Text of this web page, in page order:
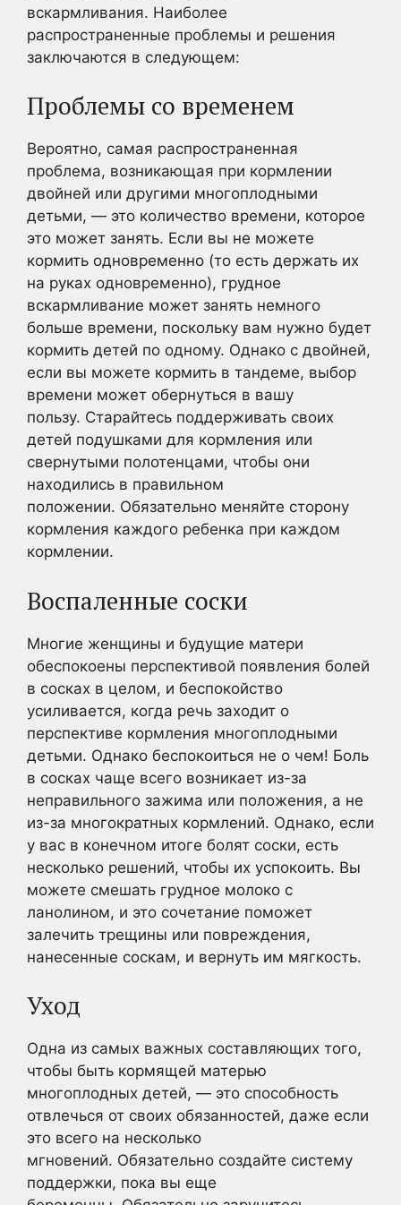
вскармливания. Наиболее
распространенные проблемы и решения
заключаются в следующем:
Проблемы со временем
Вероятно, самая распространенная
проблема, возникающая при кормлении
двойней или другими многоплодными
детьми, — это количество времени, которое
это может занять. Если вы не можете
кормить одновременно (то есть держать их
на руках одновременно), грудное
вскармливание может занять немного
больше времени, поскольку вам нужно будет
кормить детей по одному. Однако с двойней,
если вы можете кормить в тандеме, выбор
времени может обернуться в вашу
пользу. Старайтесь поддерживать своих
детей подушками для кормления или
свернутыми полотенцами, чтобы они
находились в правильном
положении. Обязательно меняйте сторону
кормления каждого ребенка при каждом
кормлении.
Воспаленные соски
Многие женщины и будущие матери
обеспокоены перспективой появления болей
в сосках в целом, и беспокойство
усиливается, когда речь заходит о
перспективе кормления многоплодными
детьми. Однако беспокоиться не о чем! Боль
в сосках чаще всего возникает из-за
неправильного зажима или положения, а не
из-за многократных кормлений. Однако, если
у вас в конечном итоге болят соски, есть
несколько решений, чтобы их успокоить. Вы
можете смешать грудное молоко с
ланолином, и это сочетание поможет
залечить трещины или повреждения,
нанесенные соскам, и вернуть им мягкость.
Уход
Одна из самых важных составляющих того,
чтобы быть кормящей матерью
многоплодных детей, — это способность
отвлечься от своих обязанностей, даже если
это всего на несколько
мгновений. Обязательно создайте систему
поддержки, пока вы еще